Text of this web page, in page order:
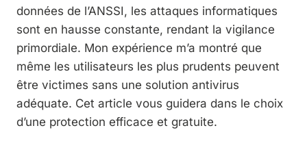
données de l’ANSSI, les attaques informatiques
sont en hausse constante, rendant la vigilance
primordiale. Mon expérience m’a montré que
même les utilisateurs les plus prudents peuvent
être victimes sans une solution antivirus
adéquate. Cet article vous guidera dans le choix
d’une protection efficace et gratuite.